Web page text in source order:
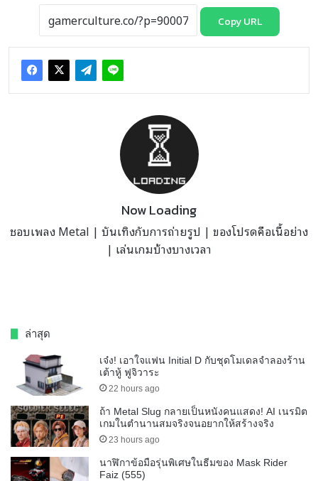
Copy URL
Now Loading
ชอบเพลง Metal | บันเทิงกับการถ่ายรูป | ของโปรดคือเนื้อย่าง
| เล่นเกมบ้างบางเวลา
ล่าสุด
เจ๋ง! เอาใจแฟน Initial D กับชุดโมเดลจำลองร้าน
เต้าหู้ ฟูจิวาระ
22 hours ago
ถ้า Metal Slug กลายเป็นหนังคนแสดง! AI เนรมิต
เกมในตำนานสมจริงจนอยากให้สร้างจริง
23 hours ago
นาฬิกาข้อมือรุ่นพิเศษในธีมของ Mask Rider
Faiz (555)